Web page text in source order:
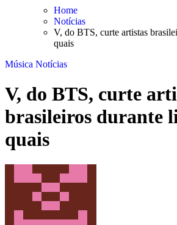
Home
Notícias
V, do BTS, curte artistas
quais
Música Notícias
V, do BTS, curte
brasileiros durante
quais